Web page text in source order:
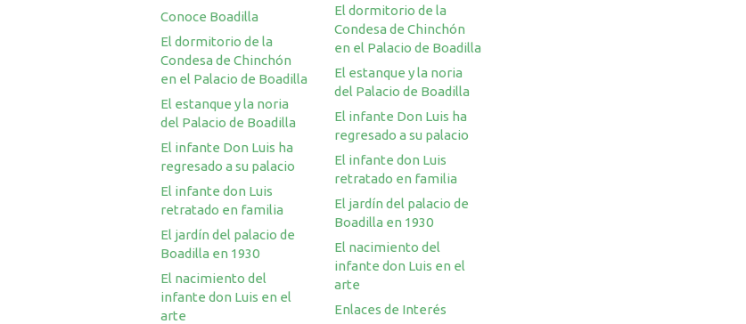
Conoce Boadilla
El dormitorio de la
Condesa de Chinchón
en el Palacio de Boadilla
El estanque y la noria
del Palacio de Boadilla
El infante Don Luis ha
regresado a su palacio
El infante don Luis
retratado en familia
El jardín del palacio de
Boadilla en 1930
El nacimiento del
infante don Luis en el
arte
El dormitorio de la
Condesa de Chinchón
en el Palacio de Boadilla
El estanque y la noria
del Palacio de Boadilla
El infante Don Luis ha
regresado a su palacio
El infante don Luis
retratado en familia
El jardín del palacio de
Boadilla en 1930
El nacimiento del
infante don Luis en el
arte
Enlaces de Interés